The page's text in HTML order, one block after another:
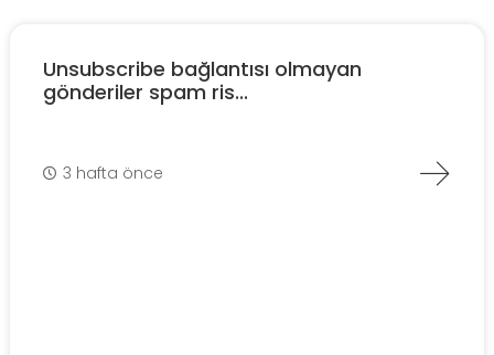
Unsubscribe bağlantısı olmayan
gönderiler spam ris...
3 hafta önce